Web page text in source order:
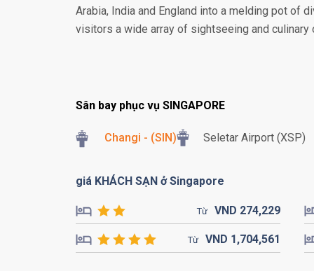
Arabia, India and England into a melding pot of
visitors a wide array of sightseeing and
Sân bay phục vụ SINGAPORE
Changi - (SIN) Seletar Airport (XSP)
giá KHÁCH SẠN ở Singapore
Từ VND 274,229
Từ VND 1,704,561